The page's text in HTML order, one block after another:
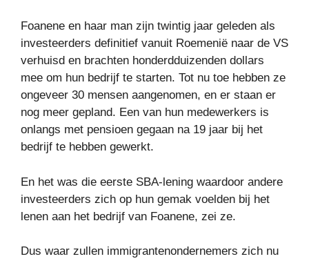
Foanene en haar man zijn twintig jaar geleden als
investeerders definitief vanuit Roemenië naar de VS
verhuisd en brachten honderdduizenden dollars
mee om hun bedrijf te starten. Tot nu toe hebben ze
ongeveer 30 mensen aangenomen, en er staan ​​er
nog meer gepland. Een van hun medewerkers is
onlangs met pensioen gegaan na 19 jaar bij het
bedrijf te hebben gewerkt.
En het was die eerste SBA-lening waardoor andere
investeerders zich op hun gemak voelden bij het
lenen aan het bedrijf van Foanene, zei ze.
Dus waar zullen immigrantenondernemers zich nu